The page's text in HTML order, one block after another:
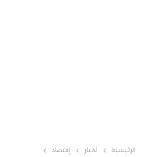
الرئيسية أخبار إقتصاد